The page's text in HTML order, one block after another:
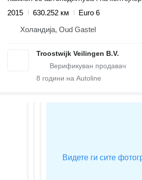
2015
630.252 км
Euro 6
Холандија, Oud Gastel
Troostwijk Veilingen B.V.
8 години на Autoline